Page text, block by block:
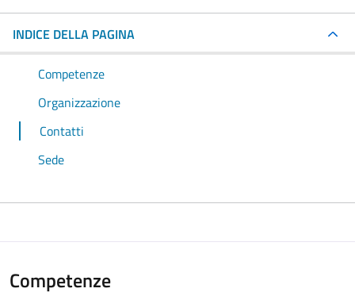
INDICE DELLA PAGINA
Competenze
Organizzazione
Contatti
Sede
Competenze